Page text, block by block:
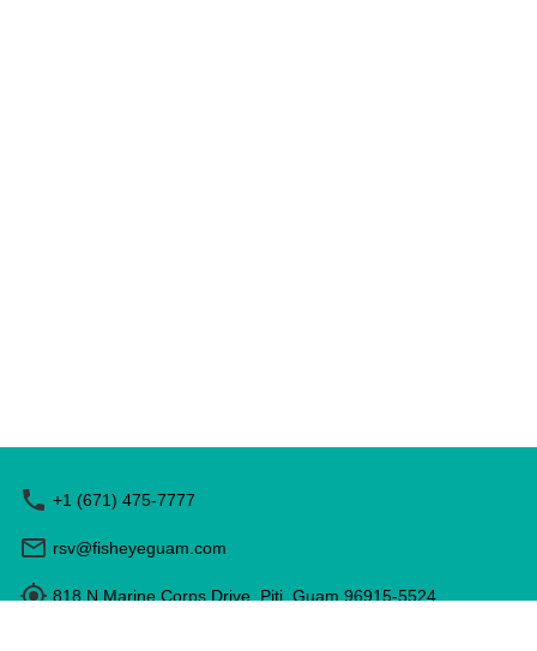
+1 (671) 475-7777
rsv@fisheyeguam.com
818 N Marine Corps Drive, Piti, Guam 96915-5524